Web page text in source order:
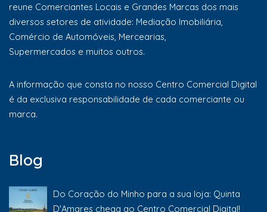
reune Comerciantes Locais e Grandes Marcas dos mais
diversos setores de atividade: Mediação Imobiliária,
Comércio de Automóveis, Mercearias,
Supermercados e muitos outros.
A informação que consta no nosso Centro Comercial Digital
é da exclusiva responsabilidade de cada comerciante ou
marca.
Blog
Do Coração do Minho para a sua loja: Quinta
D'Amares chega ao Centro Comercial Digital!